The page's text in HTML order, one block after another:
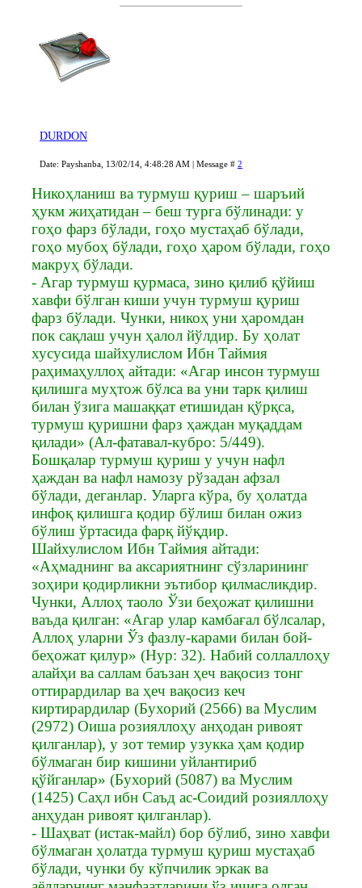
DURDON
Date: Payshanba, 13/02/14, 4:48:28 AM | Message # 2
Никоҳланиш ва турмуш қуриш – шаръий
ҳукм жиҳатидан – беш турга бўлинади: у
гоҳо фарз бўлади, гоҳо мустаҳаб бўлади,
гоҳо мубоҳ бўлади, гоҳо ҳаром бўлади, гоҳо
макруҳ бўлади.
- Агар турмуш қурмаса, зино қилиб қўйиш
хавфи бўлган киши учун турмуш қуриш
фарз бўлади. Чунки, никоҳ уни ҳаромдан
пок сақлаш учун ҳалол йўлдир. Бу ҳолат
хусусида шайхулислом Ибн Таймия
раҳимаҳуллоҳ айтади: «Агар инсон турмуш
қилишга муҳтож бўлса ва уни тарк қилиш
билан ўзига машаққат етишидан қўрқса,
турмуш қуришни фарз ҳаждан муқаддам
қилади» (Ал-фатавал-кубро: 5/449).
Бошқалар турмуш қуриш у учун нафл
ҳаждан ва нафл намозу рўзадан афзал
бўлади, деганлар. Уларга кўра, бу ҳолатда
инфоқ қилишга қодир бўлиш билан ожиз
бўлиш ўртасида фарқ йўқдир.
Шайхулислом Ибн Таймия айтади:
«Аҳмаднинг ва аксариятнинг сўзларининг
зоҳири қодирликни эътибор қилмасликдир.
Чунки, Аллоҳ таоло Ўзи беҳожат қилишни
ваъда қилган: «Агар улар камбағал бўлсалар,
Аллоҳ уларни Ўз фазлу-карами билан бой-
беҳожат қилур» (Нур: 32). Набий соллаллоҳу
алайҳи ва саллам баъзан ҳеч вақосиз тонг
оттирардилар ва ҳеч вақосиз кеч
киртирардилар (Бухорий (2566) ва Муслим
(2972) Оиша розияллоҳу анҳодан ривоят
қилганлар), у зот темир узукка ҳам қодир
бўлмаган бир кишини уйлантириб
қўйганлар» (Бухорий (5087) ва Муслим
(1425) Саҳл ибн Саъд ас-Соидий розияллоҳу
анҳудан ривоят қилганлар).
- Шаҳват (истак-майл) бор бўлиб, зино хавфи
бўлмаган ҳолатда турмуш қуриш мустаҳаб
бўлади, чунки бу кўпчилик эркак ва